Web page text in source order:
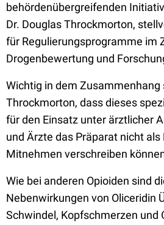
behördenübergreifenden
Dr. Douglas Throckmorton,
für Regulierungsprogramme im
Drogenbewertung und
Wichtig in dem Zusammenhang
Throckmorton, dass dieses
für den Einsatz unter ärztlicher
und Ärzte das Präparat nicht als
Mitnehmen verschreiben
Wie bei anderen Opioiden sind
Nebenwirkungen von Oliceridin
Schwindel, Kopfschmerzen und